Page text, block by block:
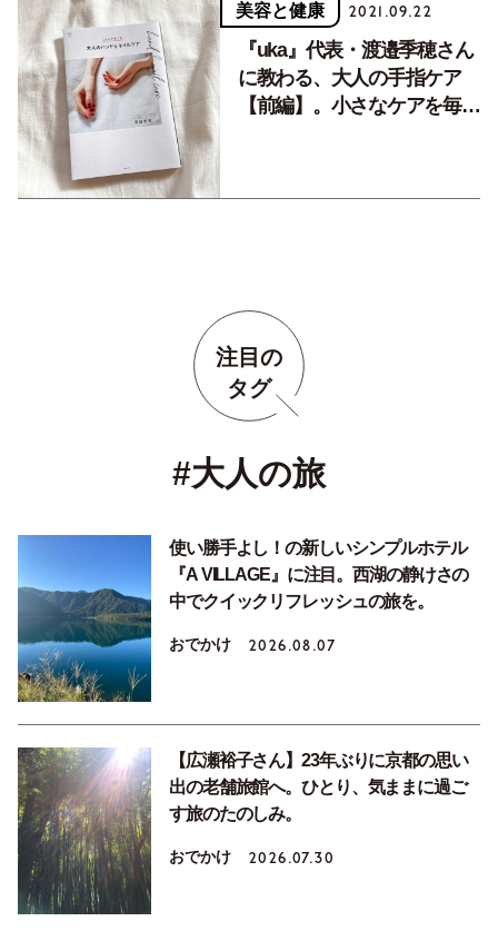
美容と健康 2021.09.22
『uka』代表・渡邉季穂さん
に教わる、大人の手指ケア
【前編】。小さなケアを毎日
注目の
タグ
#大人の旅
使い勝手よし！の新しいシンプルホテル
『A VILLAGE』に注目。西湖の静けさの
中でクイックリフレッシュの旅を。
おでかけ 2026.08.07
【広瀬裕子さん】23年ぶりに京都の思い
出の老舗旅館へ。ひとり、気ままに過ご
す旅のたのしみ。
おでかけ 2026.07.30